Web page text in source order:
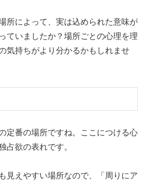
所によって、実は込められた意味が
ていましたか？場所ごとの心理を理
気持ちがより分かるかもしれませ
定番の場所ですね。ここにつける心
占欲の表れです。
見えやすい場所なので、「周りにア